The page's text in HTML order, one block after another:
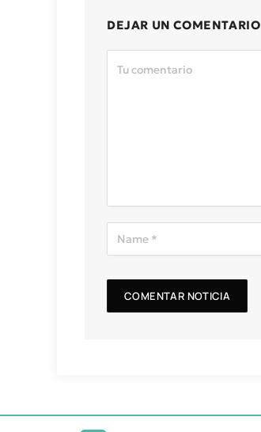
DEJAR UN COMENTARIO